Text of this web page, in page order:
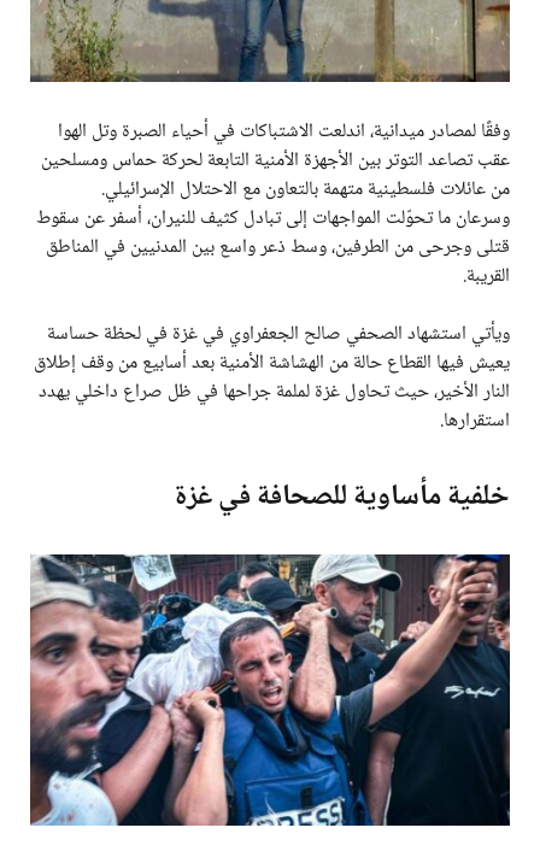
وفقًا لمصادر ميدانية، اندلعت الاشتباكات في أحياء الصبرة وتل الهوا
عقب تصاعد التوتر بين الأجهزة الأمنية التابعة لحركة حماس ومسلحين
من عائلات فلسطينية متهمة بالتعاون مع الاحتلال الإسرائيلي.
وسرعان ما تحوّلت المواجهات إلى تبادل كثيف للنيران، أسفر عن سقوط
قتلى وجرحى من الطرفين، وسط ذعر واسع بين المدنيين في المناطق
القريبة.
ويأتي استشهاد الصحفي صالح الجعفراوي في غزة في لحظة حساسة
يعيش فيها القطاع حالة من الهشاشة الأمنية بعد أسابيع من وقف إطلاق
النار الأخير، حيث تحاول غزة لملمة جراحها في ظل صراع داخلي يهدد
استقرارها.
خلفية مأساوية للصحافة في غزة